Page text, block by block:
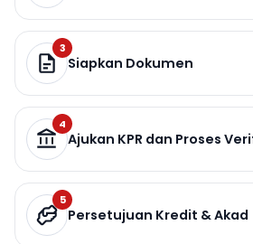
3
Siapkan Dokumen
4
Ajukan KPR dan Proses
5
Persetujuan Kredit & Akad